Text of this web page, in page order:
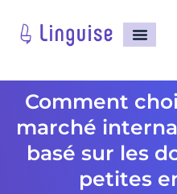
Comment
marché
basé sur les
petites